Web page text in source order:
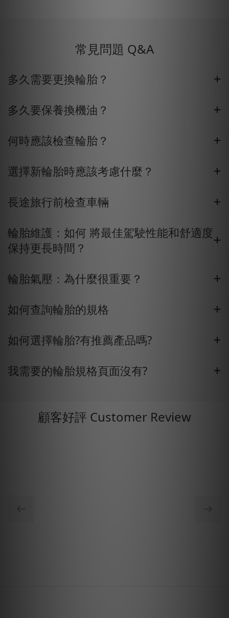
常見問題 Q&A
多久需要更換輪胎？
多久要保養換機油？
何時應該檢查輪胎？
選擇新輪胎時應該考慮什麼？
長途旅行前檢查車輛
輪胎維護：如何 將最佳駕駛性能和舒適度
保持更長時間？
輪胎氣壓：為什麼很重要？
如何查詢輪胎的規格
如何選擇輪胎?有推薦產品嗎?
我需要的輪胎規格頁面沒有?
顧客好評 Customer Review